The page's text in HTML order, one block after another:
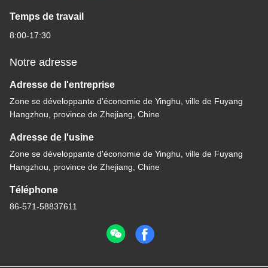
Temps de travail
8:00-17:30
Notre adresse
Adresse de l'entreprise
Zone se développante d'économie de Yinghu, ville de Fuyang
Hangzhou, province de Zhejiang, Chine
Adresse de l'usine
Zone se développante d'économie de Yinghu, ville de Fuyang
Hangzhou, province de Zhejiang, Chine
Téléphone
86-571-58837611